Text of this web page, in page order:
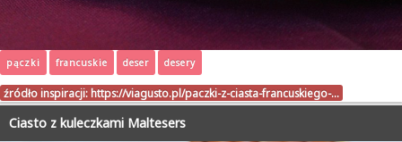
pączki francuskie deser desery
źródło inspiracji: https://viagusto.pl/paczki-z-ciasta-francuskiego-…
Ciasto z kuleczkami Maltesers